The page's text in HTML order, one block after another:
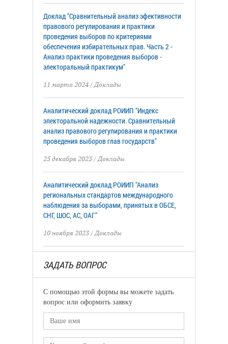
Доклад "Сравнительный анализ эфективности
правового регулирования и практики
проведения выборов по критериями
обеспечения избирательных прав. Часть 2 -
Анализ практики проведения выборов -
электоральный практикум"
11 марта 2024 /Доклады
Аналитический доклад РОИИП "Индекс
электоральной надежности. Сравнительный
анализ правового регулирования и практики
проведения выборов глав государств"
25 декабря 2023 /Доклады
Аналитический доклад РОИИП "Анализ
региональных стандартов международного
наблюдения за выборами, принятых в ОБСЕ,
СНГ, ШОС, АС, ОАГ"
10 ноября 2023 /Доклады
ЗАДАТЬ ВОПРОС
С помощью этой формы вы можете задать
вопрос или оформить заявку